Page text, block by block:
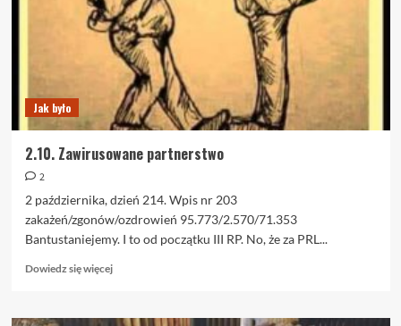
konsumpcji
Jak było
2.10. Zawirusowane partnerstwo
2
2 października, dzień 214. Wpis nr 203
zakażeń/zgonów/ozdrowień 95.773/2.570/71.353
Bantustaniejemy. I to od początku III RP. No, że za PRL...
Dowiedz się więcejDowiedz
o